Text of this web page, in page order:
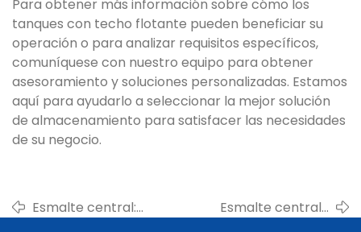
Para obtener más información sobre cómo los
tanques con techo flotante pueden beneficiar su
operación o para analizar requisitos específicos,
comuníquese con nuestro equipo para obtener
asesoramiento y soluciones personalizadas. Estamos
aquí para ayudarlo a seleccionar la mejor solución
de almacenamiento para satisfacer las necesidades
de su negocio.
Esmalte central:
Esmalte central |